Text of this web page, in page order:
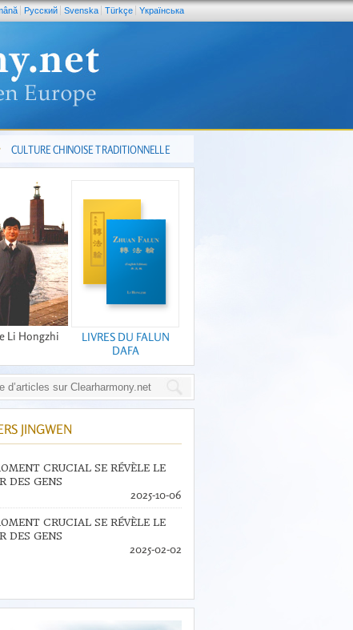
Pусский Svenska Türkçe Yкраїнська
CULTURE CHINOISE TRADITIONNELLE
Li Hongzhi
LIVRES DU FALUN
DAFA
JINGWEN
CRUCIAL SE RÉVÈLE LE
DES GENS
2025-10-06
CRUCIAL SE RÉVÈLE LE
DES GENS
2025-02-02